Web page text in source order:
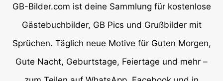
GB-Bilder.com ist deine Sammlung für kostenlose
Gästebuchbilder, GB Pics und Grußbilder mit
Sprüchen. Täglich neue Motive für Guten Morgen,
Gute Nacht, Geburtstage, Feiertage und mehr –